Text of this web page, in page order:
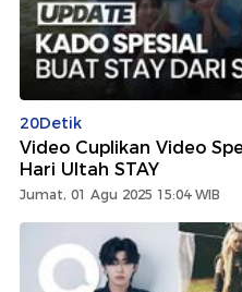
20Detik
Video Cuplikan Video
Hari Ultah STAY
Jumat, 01 Agu 2025 15:04 WIB